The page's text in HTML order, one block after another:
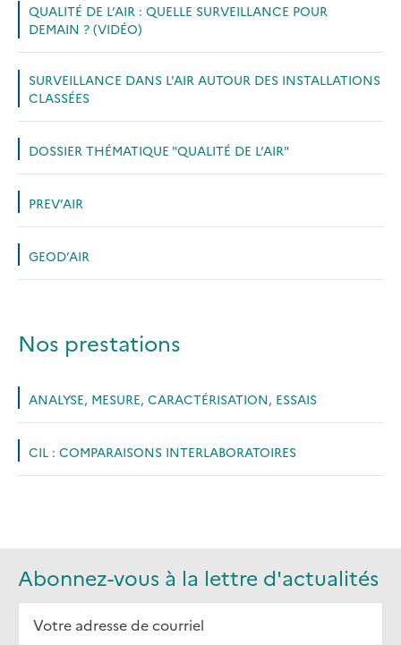
QUALITÉ DE L’AIR : QUELLE SURVEILLANCE POUR
DEMAIN ? (VIDÉO)
SURVEILLANCE DANS L'AIR AUTOUR DES INSTALLATIONS
CLASSÉES
DOSSIER THÉMATIQUE "QUALITÉ DE L’AIR"
PREV’AIR
GEOD’AIR
Nos prestations
ANALYSE, MESURE, CARACTÉRISATION, ESSAIS
CIL : COMPARAISONS INTERLABORATOIRES
Abonnez-vous à la lettre d'actualités